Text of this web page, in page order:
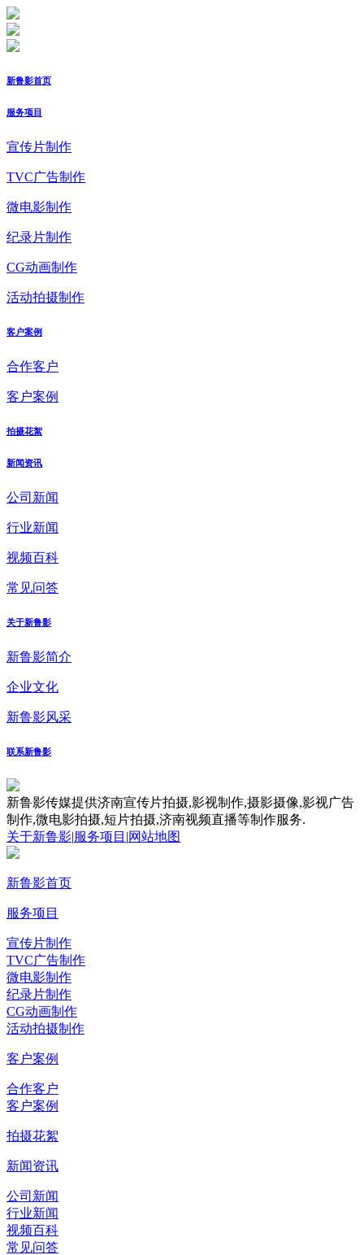
新鲁影首页
服务项目
宣传片制作
TVC广告制作
微电影制作
纪录片制作
CG动画制作
活动拍摄制作
客户案例
合作客户
客户案例
拍摄花絮
新闻资讯
公司新闻
行业新闻
视频百科
常见问答
关于新鲁影
新鲁影简介
企业文化
新鲁影风采
联系新鲁影
新鲁影传媒提供济南宣传片拍摄,影视制作,摄影摄像,影视广告
制作,微电影拍摄,短片拍摄,济南视频直播等制作服务.
关于新鲁影|服务项目 |网站地图
新鲁影首页
服务项目
宣传片制作
TVC广告制作
微电影制作
纪录片制作
CG动画制作
活动拍摄制作
客户案例
合作客户
客户案例
拍摄花絮
新闻资讯
公司新闻
行业新闻
视频百科
常见问答